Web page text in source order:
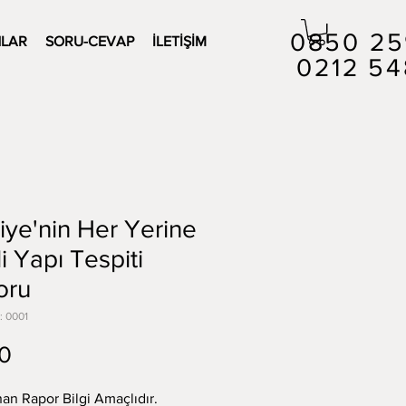
SORU-CEVAP İLETİŞİM
0850
0212
Her Yerine
Yapı Tespiti
0001
Rapor Bilgi Amaçlıdır.